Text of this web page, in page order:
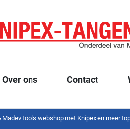
Over ons Contact
MadevTools webshop met Knipex en meer